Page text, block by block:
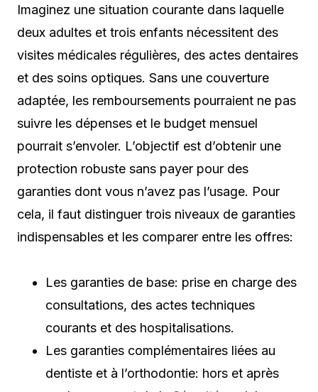
Imaginez une situation courante dans laquelle
deux adultes et trois enfants nécessitent des
visites médicales régulières, des actes dentaires
et des soins optiques. Sans une couverture
adaptée, les remboursements pourraient ne pas
suivre les dépenses et le budget mensuel
pourrait s’envoler. L’objectif est d’obtenir une
protection robuste sans payer pour des
garanties dont vous n’avez pas l’usage. Pour
cela, il faut distinguer trois niveaux de garanties
indispensables et les comparer entre les offres:
Les garanties de base: prise en charge des
consultations, des actes techniques
courants et des hospitalisations.
Les garanties complémentaires liées au
dentiste et à l’orthodontie: hors et après